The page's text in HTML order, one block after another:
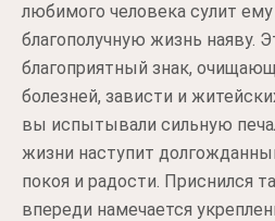
любимого человека сулит
благополучную жизнь наяву.
благоприятный знак,
болезней, зависти и
вы испытывали сильную
жизни наступит
покоя и радости. Приснился
впереди намечается